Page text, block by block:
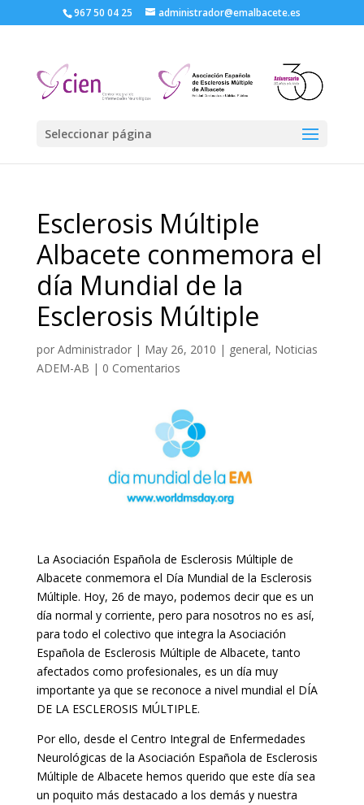
967 50 04 25 administrador@emalbacete.es
Seleccionar página
Esclerosis Múltiple
Albacete conmemora el
día Mundial de la
Esclerosis Múltiple
por Administrador| May 26, 2010 | general, Noticias
ADEM-AB | 0 Comentarios
La Asociación Española de Esclerosis Múltiple de
Albacete conmemora el Día Mundial de la Esclerosis
Múltiple. Hoy, 26 de mayo, podemos decir que es un
día normal y corriente, pero para nosotros no es así,
para todo el colectivo que integra la Asociación
Española de Esclerosis Múltiple de Albacete, tanto
afectados como profesionales, es un día muy
importante ya que se reconoce a nivel mundial el DÍA
DE LA ESCLEROSIS MÚLTIPLE.
Por ello, desde el Centro Integral de Enfermedades
Neurológicas de la Asociación Española de Esclerosis
Múltiple de Albacete hemos querido que este día sea
un poquito más destacado a los demás y nuestra